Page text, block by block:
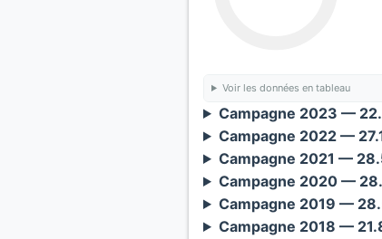
Voir les données en tableau
Campagne 2023 —
Campagne 2022 —
Campagne 2021 —
Campagne 2020 —
Campagne 2019 —
Campagne 2018 —